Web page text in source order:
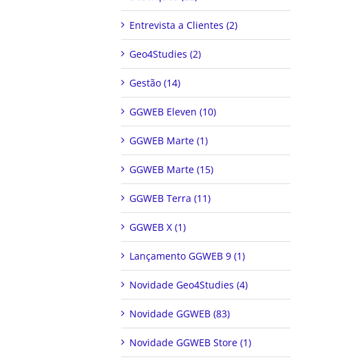
Entrevista a Clientes (2)
Geo4Studies (2)
Gestão (14)
GGWEB Eleven (10)
GGWEB Marte (1)
GGWEB Marte (15)
GGWEB Terra (11)
GGWEB X (1)
Lançamento GGWEB 9 (1)
Novidade Geo4Studies (4)
Novidade GGWEB (83)
Novidade GGWEB Store (1)